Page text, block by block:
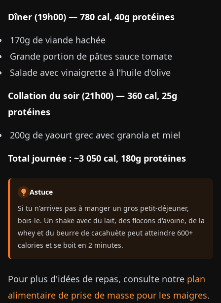
Dîner (19h00) — 780 cal, 40g protéines
170g de viande hachée
Grande portion de pâtes sauce tomate
Salade avec vinaigrette à l'huile d'olive
Collation du soir (21h00) — 360 cal, 25g
protéines
200g de yaourt grec avec granola et miel
Total journée : ~3 050 cal, 180g protéines
Astuce
Si tu n'arrives pas à manger un gros petit-déjeuner,
bois-le. Un shake avec du lait, des flocons d'avoine, de la
whey et du beurre de cacahuète peut atteindre 600+
calories et se boit en 2 minutes.
Pour plus d'idées de repas, consulte notre plan
alimentaire de prise de masse pour les maigres.